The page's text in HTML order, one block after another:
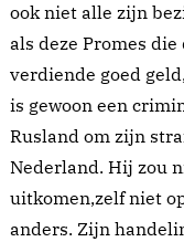
ook niet alle zijn
als deze Promes
verdiende goed
is gewoon een
Rusland om zijn
Nederland. Hij zou
uitkomen,zelf niet
anders. Zijn